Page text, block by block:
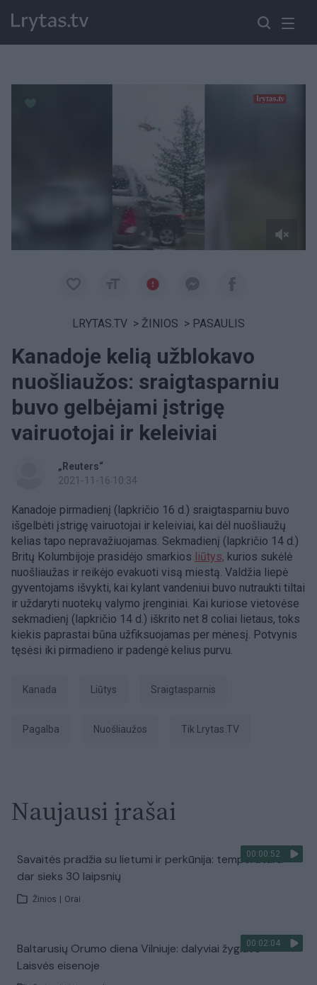
LRYTAS.TV > ŽINIOS > PASAULIS
Kanadoje kelią užblokavo
nuošliaužos: sraigtasparniu
buvo gelbėjami įstrigę
vairuotojai ir keleiviai
„Reuters“
2021-11-16 10:34
Kanadoje pirmadienį (lapkričio 16 d.) sraigtasparniu buvo
išgelbėti įstrigę vairuotojai ir keleiviai, kai dėl nuošliaužų
kelias tapo nepravažiuojamas. Sekmadienį (lapkričio 14 d.)
Britų Kolumbijoje prasidėjo smarkios liūtys, kurios sukėlė
nuošliaužas ir reikėjo evakuoti visą miestą. Valdžia liepė
gyventojams išvykti, kai kylant vandeniui buvo nutraukti tiltai
ir uždaryti nuotekų valymo įrenginiai. Kai kuriose vietovėse
sekmadienį (lapkričio 14 d.) iškrito net 8 coliai lietaus, toks
kiekis paprastai būna užfiksuojamas per mėnesį. Potvynis
tęsėsi iki pirmadieno ir padengė kelius purvu.
Kanada liūtys sraigtasparnis
pagalba nuošliaužos tik Lrytas.TV
Naujausi įrašai
00:00:52
Savaitės pradžia su lietumi ir perkūnija: temperatūra
dar sieks 30 laipsnių
Žinios Orai
00:02:04
Baltarusių Orumo diena Vilniuje: dalyviai žygiavo
Laisvės eisenoje